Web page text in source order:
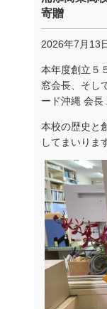
寄贈
2026年7月13
本年度創立５
窓会長、そし
ード沖縄 会長
本校の歴史と
してまいりま